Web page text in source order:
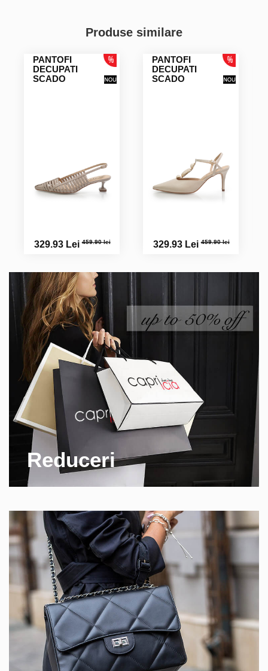
Produse similare
PANTOFI
DECUPATI
SCADO
329.93 Lei459.90 lei
PANTOFI
DECUPATI
SCADO
329.93 Lei459.90 lei
Reduceri